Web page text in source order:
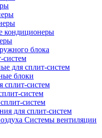
кондиционеры
блока
систем
для сплит-систем
блоки
сплит-систем
систем
систем
для сплит-систем
Системы вентиляции